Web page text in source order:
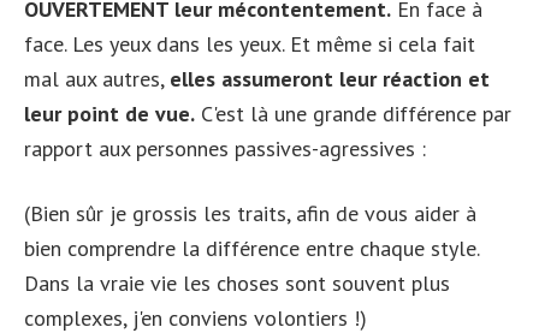
OUVERTEMENT leur mécontentement. En face à
face. Les yeux dans les yeux. Et même si cela fait
mal aux autres, elles assumeront leur réaction et
leur point de vue. C'est là une grande différence par
rapport aux personnes passives-agressives :
(Bien sûr je grossis les traits, afin de vous aider à
bien comprendre la différence entre chaque style.
Dans la vraie vie les choses sont souvent plus
complexes, j'en conviens volontiers !)